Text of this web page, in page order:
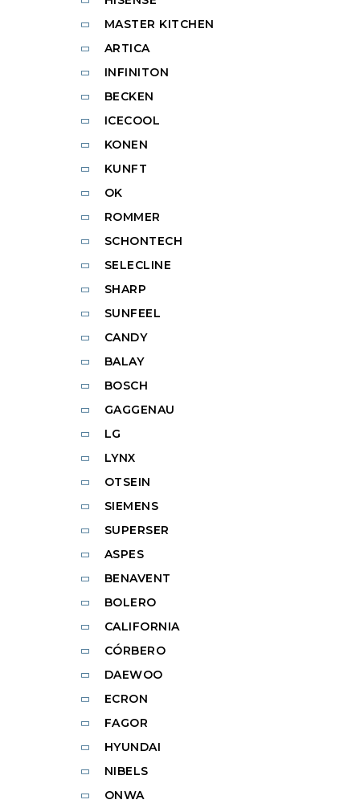
MASTER KITCHEN
ARTICA
INFINITON
BECKEN
ICECOOL
KONEN
KUNFT
OK
ROMMER
SCHONTECH
SELECLINE
SHARP
SUNFEEL
CANDY
BALAY
BOSCH
GAGGENAU
LG
LYNX
OTSEIN
SIEMENS
SUPERSER
ASPES
BENAVENT
BOLERO
CALIFORNIA
CÓRBERO
DAEWOO
ECRON
FAGOR
HYUNDAI
NIBELS
ONWA